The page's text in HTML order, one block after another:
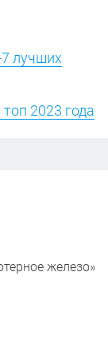
лучших
2023 года
железо»